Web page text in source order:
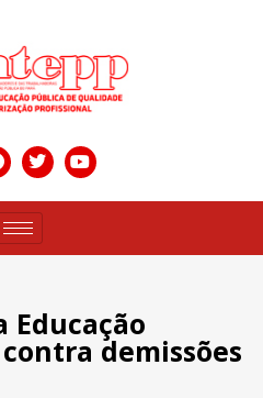
Educação
demissões